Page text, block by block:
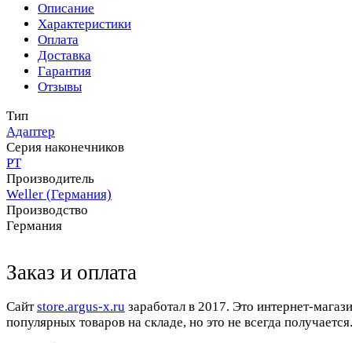
Описание
Характеристики
Оплата
Доставка
Гарантия
Отзывы
Тип
Адаптер
Серия наконечников
PT
Производитель
Weller (Германия)
Производство
Германия
Заказ и оплата
Cайтstore.argus-x.ru заработал в 2017. Это интернет-
популярных товаров на складе, но это не всегда